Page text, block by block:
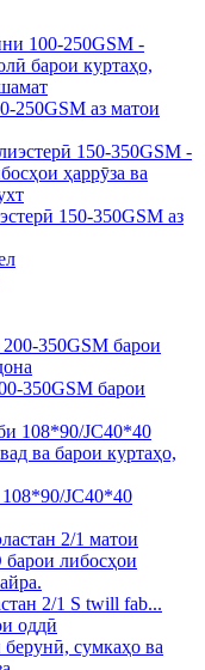
250GSM аз матои
150-350GSM аз
350GSM барои
108*90/JC40*40
2/1 S twill fab...